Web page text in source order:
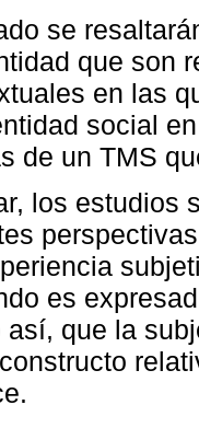
se
que son
en las
social
de un TMS
los estudios
es
así, que la